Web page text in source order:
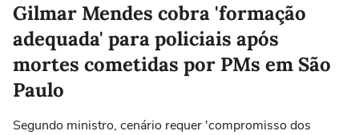
Gilmar Mendes cobra 'formação
adequada' para policiais após
mortes cometidas por PMs em São
Paulo
Segundo ministro, cenário requer 'compromisso dos